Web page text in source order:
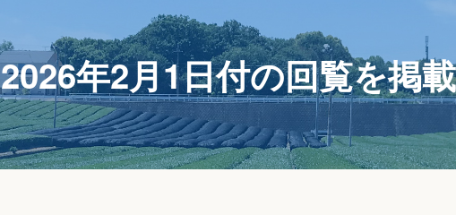
2026年2月1日付の回覧を掲